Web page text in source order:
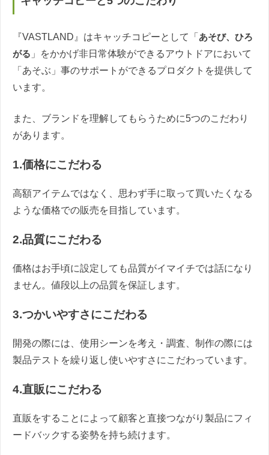
『VASTLAND』はキャッチコピーとして「 あそび、ひろ
がる 」をかかげ非日常体験ができるアウトドアにおいて
「あそぶ」事のサポートができるプロダクトを提供して
います。
また、ブランドを理解してもらうために5つのこだわり
があります。
1.価格にこだわる
高額アイテムではなく、思わず手に取って買いたくなる
ような価格での販売を目指しています。
2.品質にこだわる
価格はお手頃に設定しても品質がイマイチでは話になり
ません。値段以上の品質を保証します。
3.つかいやすさにこだわる
開発の際には、使用シーンを考え・調査、制作の際には
製品テストを繰り返し使いやすさにこだわっています。
4.直販にこだわる
直販をすることによって顧客と直接つながり製品にフィ
ードバックする姿勢を持ち続けます。